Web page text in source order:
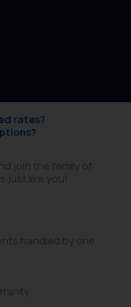
rates?
join the family of
just like you!
handled by one